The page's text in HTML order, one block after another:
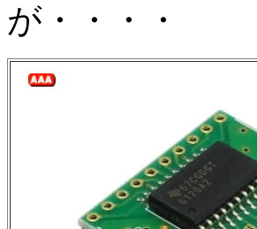
が・・・・